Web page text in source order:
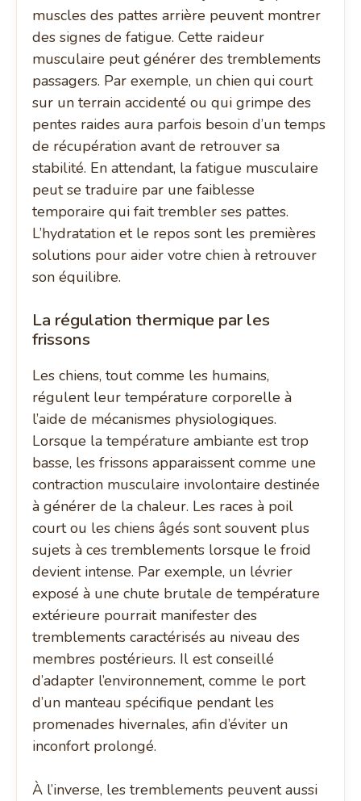
muscles des pattes arrière peuvent montrer
des signes de fatigue. Cette raideur
musculaire peut générer des tremblements
passagers. Par exemple, un chien qui court
sur un terrain accidenté ou qui grimpe des
pentes raides aura parfois besoin d’un temps
de récupération avant de retrouver sa
stabilité. En attendant, la fatigue musculaire
peut se traduire par une faiblesse
temporaire qui fait trembler ses pattes.
L’hydratation et le repos sont les premières
solutions pour aider votre chien à retrouver
son équilibre.
La régulation thermique par les
frissons
Les chiens, tout comme les humains,
régulent leur température corporelle à
l’aide de mécanismes physiologiques.
Lorsque la température ambiante est trop
basse, les frissons apparaissent comme une
contraction musculaire involontaire destinée
à générer de la chaleur. Les races à poil
court ou les chiens âgés sont souvent plus
sujets à ces tremblements lorsque le froid
devient intense. Par exemple, un lévrier
exposé à une chute brutale de température
extérieure pourrait manifester des
tremblements caractérisés au niveau des
membres postérieurs. Il est conseillé
d’adapter l’environnement, comme le port
d’un manteau spécifique pendant les
promenades hivernales, afin d’éviter un
inconfort prolongé.
À l’inverse, les tremblements peuvent aussi